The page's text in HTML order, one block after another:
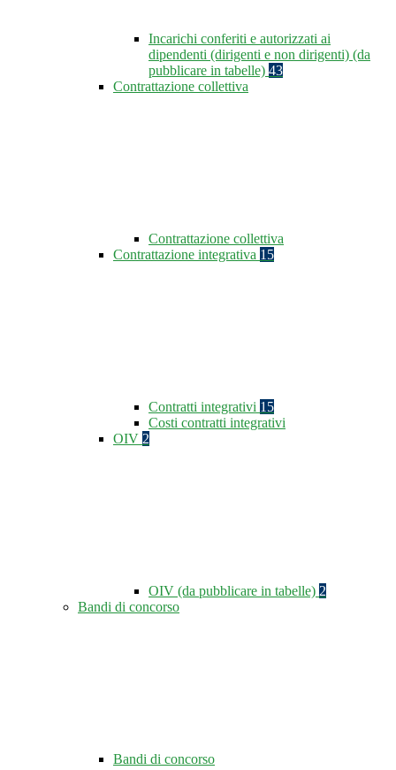
Incarichi conferiti e autorizzati ai
dipendenti (dirigenti e non dirigenti) (da
pubblicare in tabelle) 43
Contrattazione collettiva
Contrattazione collettiva
Contrattazione integrativa 15
Contratti integrativi 15
Costi contratti integrativi
OIV 2
OIV (da pubblicare in tabelle) 2
Bandi di concorso
Bandi di concorso